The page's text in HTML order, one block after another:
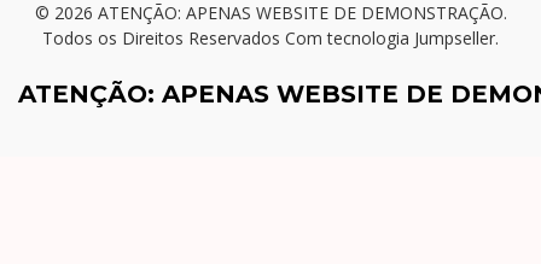
© 2026 ATENÇÃO: APENAS WEBSITE DE DEMONSTRAÇÃO.
Todos os Direitos Reservados Com tecnologia Jumpseller.
ATENÇÃO: APENAS WEBSITE DE